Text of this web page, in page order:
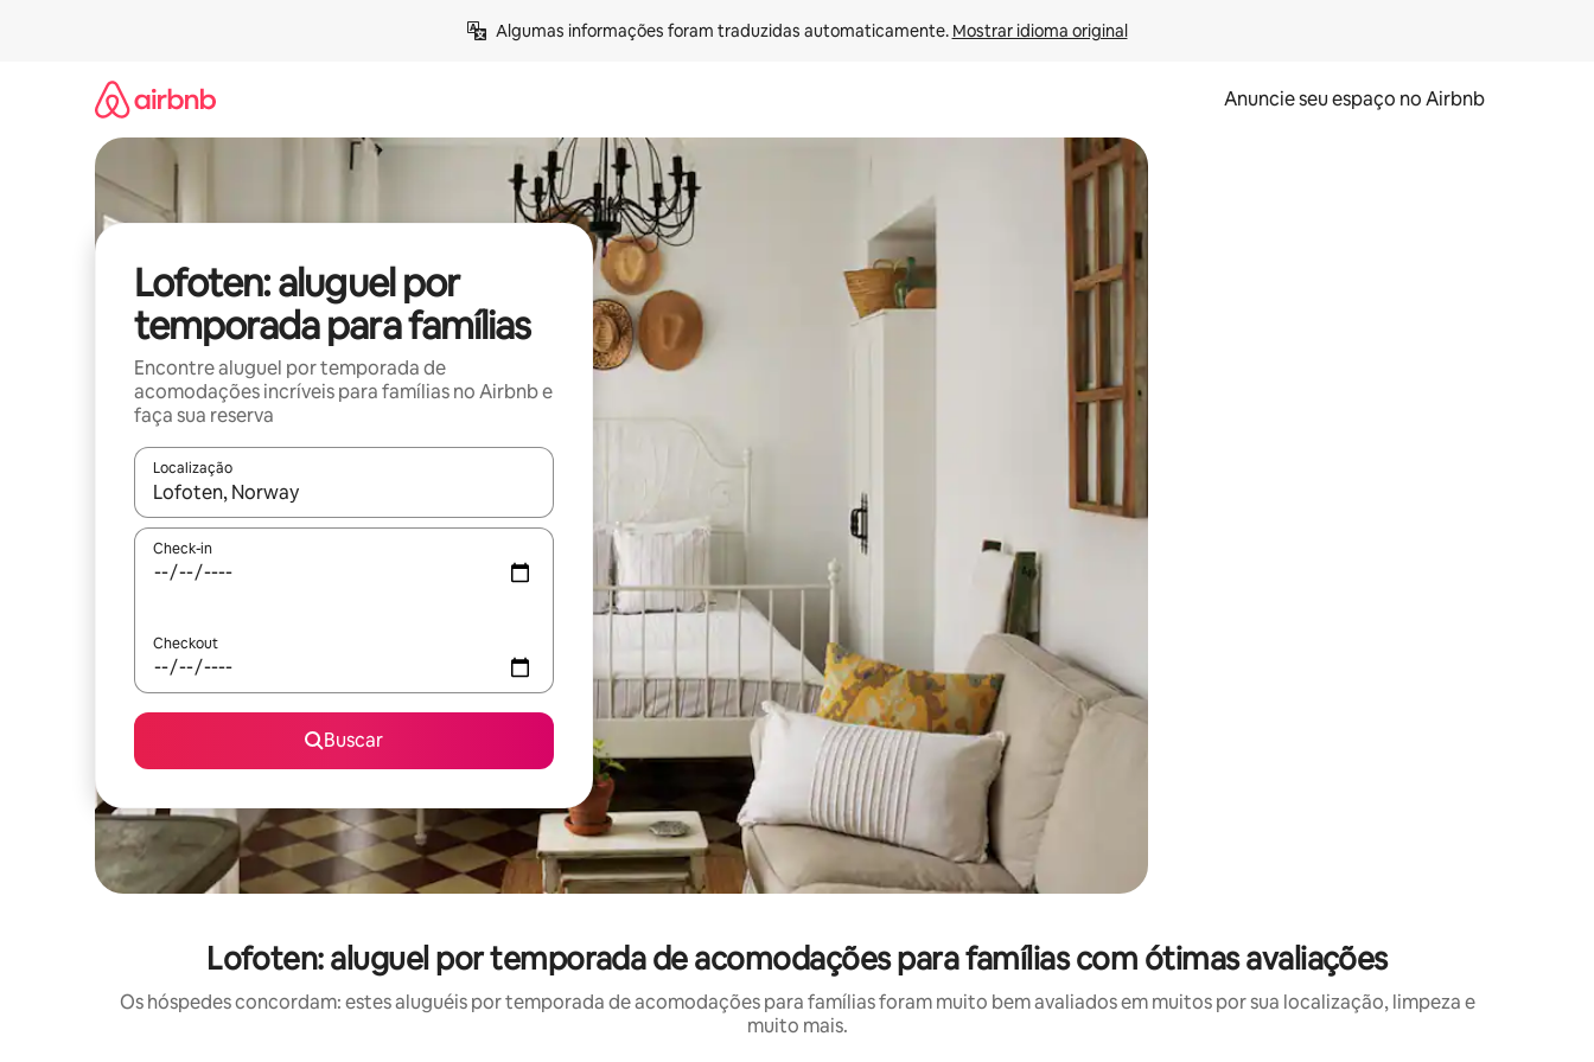
Algumas informações foram traduzidas automaticamente. Mostrar idioma original
Anuncie seu espaço no Airbnb
Lofoten: aluguel por
temporada para famílias
Encontre aluguel por temporada de
acomodações incríveis para famílias no Airbnb e
faça sua reserva
Localização
Quando os resultados estiverem disponíveis, explore-os usando as seta para cima e para baixo do teclado ou tocando e deslizando o dedo na tela.
Check-in
Checkout
Buscar
Lofoten: aluguel por temporada de acomodações para famílias com ótimas avaliações
Os hóspedes concordam: estes aluguéis por temporada de acomodações para famílias foram muito bem avaliados em muitos por sua localização, limpeza e
muito mais.